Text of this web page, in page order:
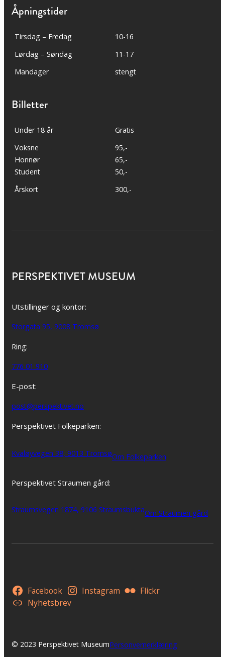
Åpningstider
Tirsdag – Fredag
10-16
Lørdag – Søndag
11-17
Mandager
stengt
Billetter
Under 18 år
Gratis
Voksne
Honnør
Student
95,-
65,-
50,-
Årskort
300,-
PERSPEKTIVET MUSEUM
Utstillinger og kontor:
Storgata 95, 9008 Tromsø
Ring:
776 01 910
E-post:
post@perspektivet.no
Perspektivet Folkeparken:
Kvaløyvegen 38, 9013 TromsøOm Folkeparken
Perspektivet Straumen gård:
Straumsvegen 1874, 9106 StraumsbuktaOm Straumen gård
Facebook Instagram
Flickr
Nyhetsbrev
© 2023 Perspektivet MuseumPersonvernerklæring